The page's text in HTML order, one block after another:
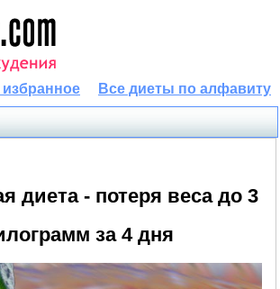
Все диеты по алфавиту
диета - потеря веса до 3
за 4 дня